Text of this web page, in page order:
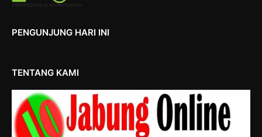
PENGUNJUNG HARI INI
TENTANG KAMI